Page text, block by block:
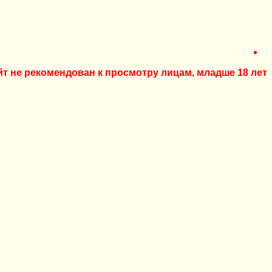
не рекомендован к просмотру лицам, младше 18 лет